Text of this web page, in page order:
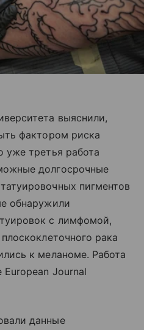
выяснили,
фактором риска
уже третья работа
долгосрочные
пигментов
обнаружили
с лимфомой,
рака
к меланоме. Работа
European Journal
данные